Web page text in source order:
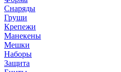
Снаряды
Груши
Крепежи
Манекены
Мешки
Наборы
Защита